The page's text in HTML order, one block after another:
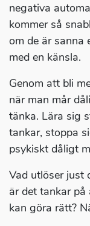
negativa
kommer så
om de är sanna
med en känsla.
Genom att bli
när man mår
tänka. Lära sig
tankar, stoppa
psykiskt dåligt
Vad utlöser just
är det tankar på
kan göra rätt?